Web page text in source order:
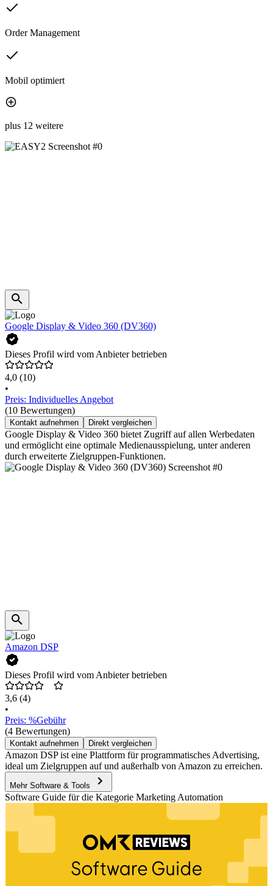
Order Management
Mobil optimiert
plus 12 weitere
Google Display & Video 360 (DV360)
Dieses Profil wird vom Anbieter betrieben
4,0 (10)
•
Preis: Individuelles Angebot
(10 Bewertungen)
Kontakt aufnehmen Direkt vergleichen
Google Display & Video 360 bietet Zugriff auf allen Werbedaten
und ermöglicht eine optimale Medienausspielung, unter anderen
durch erweiterte Zielgruppen-Funktionen.
Amazon DSP
Dieses Profil wird vom Anbieter betrieben
3,6 (4)
•
Preis: %Gebühr
(4 Bewertungen)
Kontakt aufnehmen Direkt vergleichen
Amazon DSP ist eine Plattform für programmatisches Advertising,
ideal um Zielgruppen auf und außerhalb von Amazon zu erreichen.
Mehr Software & Tools
Software Guide für die Kategorie Marketing Automation